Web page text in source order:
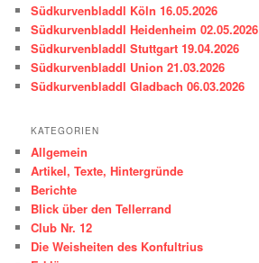
n
Südkurvenbladdl Köln 16.05.2026
Südkurvenbladdl Heidenheim 02.05.2026
Südkurvenbladdl Stuttgart 19.04.2026
Südkurvenbladdl Union 21.03.2026
Südkurvenbladdl Gladbach 06.03.2026
KATEGORIEN
Allgemein
Artikel, Texte, Hintergründe
Berichte
Blick über den Tellerrand
Club Nr. 12
Die Weisheiten des Konfultrius